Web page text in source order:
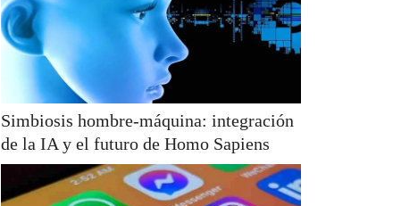
Simbiosis hombre-máquina: integración
de la IA y el futuro de Homo Sapiens